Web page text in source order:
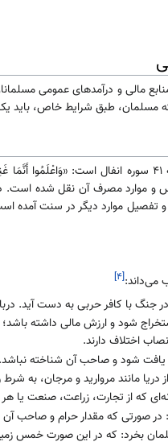
مالی و درآمدهای عمومی
طبق شرایط خاص، باید
از
موارد مصرف آن نقل شده است. در
موارد دیگر در سنت آمده
می‌داند:[۴]
جنگ با کافر حربی به دست آید.
اختلاف دارند.
یافت شود و صاحب آن شناخته
مانند مروارید و مرجان، به
که از تجارت، زراعت، صنعت یا
صورتی که مقدار حرام و صاحب آن
بخرد: که در این صورت خمس